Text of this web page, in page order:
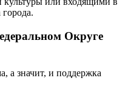
Округе
а значит, и поддержка